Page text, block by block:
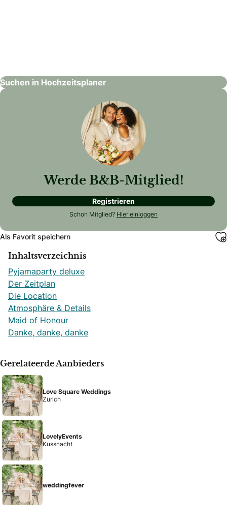
Suchen in Hochzeitsplaner
Werde B&B-Mitglied!
Registrieren
Schon Mitglied? Hier einloggen
Als Favorit speichern
Inhaltsverzeichnis
Pyjamaparty deluxe
Der Zeitplan
Die Location
Atmosphäre & Details
Maid of Honour
Danke, danke, danke
Gerelateerde Aanbieders
Love Square Weddings
Zürich
LovelyEvents
Küssnacht
weddingfever